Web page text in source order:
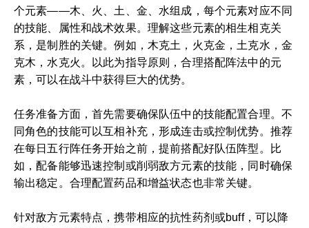
个元素——木、火、土、金、水组成，每个元素对应不同
的技能、属性和战术效果。理解这些元素的相生相克关
系，是制胜的关键。例如，木克土，火克金，土克水，金
克木，水克火。以此为指导原则，合理搭配阵法中的元
素，可以在战斗中获得巨大的优势。
任务准备方面，首先需要确保队伍中的技能配置合理。不
同角色的技能可以互相补充，形成连击或控制优势。推荐
在每日五行阵任务开始之前，提前搭配好队伍阵型。比
如，配备能够迅速控制或削弱敌方元素的技能，同时确保
输出稳定。合理配置药品和增益状态也非常关键。
针对敌方元素特点，携带相应的抗性药剂或buff，可以降